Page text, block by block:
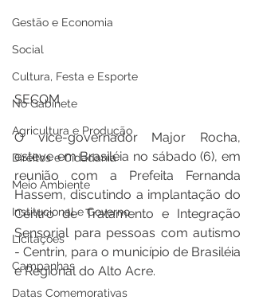
Gestão e Economia
Social
Cultura, Festa e Esporte
No Gabinete
Agricultura e Produção
Direitos e Cidadania
Meio Ambiente
Institucional e Governo
Licitações
Campanhas
Datas Comemorativas
SECOM
O vice-governador Major Rocha,
esteve em Brasiléia no sábado (6), em
reunião com a Prefeita Fernanda
Hassem, discutindo a implantação do
Centro de Tratamento e Integração
Sensorial para pessoas com autismo
- Centrin, para o município de Brasiléia
e Regional do Alto Acre.